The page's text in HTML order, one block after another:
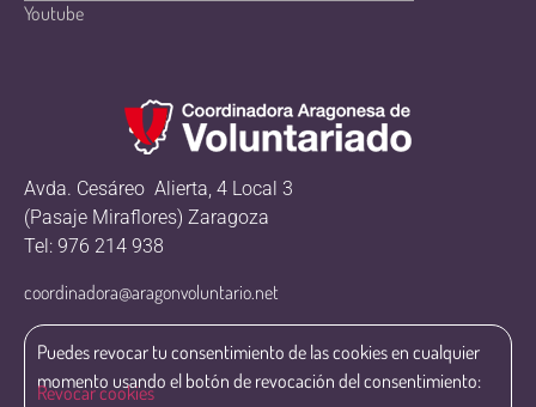
Youtube
Avda. Cesáreo Alierta, 4 Local 3
(Pasaje Miraflores) Zaragoza
Tel: 976 214 938
coordinadora@aragonvoluntario.net
Puedes revocar tu consentimiento de las cookies en cualquier
momento usando el botón de revocación del consentimiento:
Revocar cookies